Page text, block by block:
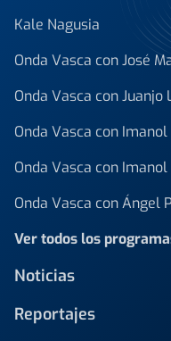
Kale Nagusia
Onda Vasca con José
Onda Vasca con
Onda Vasca con
Onda Vasca con
Onda Vasca con Ángel
Ver todos los
Noticias
Reportajes